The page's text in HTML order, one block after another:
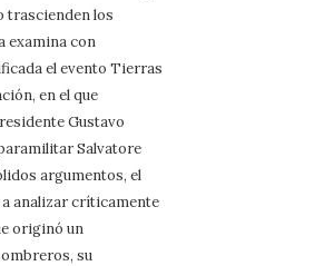
trascienden los
examina con
el evento Tierras
en el que
Gustavo
Salvatore
argumentos, el
analizar críticamente
originó un
su